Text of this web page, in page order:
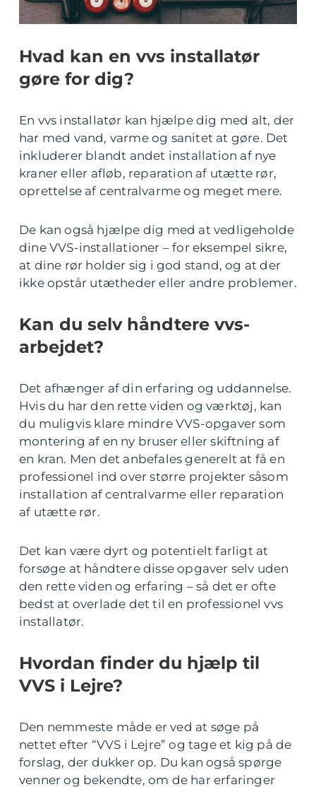
Hvad kan en vvs installatør
gøre for dig?
En vvs installatør kan hjælpe dig med alt, der
har med vand, varme og sanitet at gøre. Det
inkluderer blandt andet installation af nye
kraner eller afløb, reparation af utætte rør,
oprettelse af centralvarme og meget mere.
De kan også hjælpe dig med at vedligeholde
dine VVS-installationer – for eksempel sikre,
at dine rør holder sig i god stand, og at der
ikke opstår utætheder eller andre problemer.
Kan du selv håndtere vvs-
arbejdet?
Det afhænger af din erfaring og uddannelse.
Hvis du har den rette viden og værktøj, kan
du muligvis klare mindre VVS-opgaver som
montering af en ny bruser eller skiftning af
en kran. Men det anbefales generelt at få en
professionel ind over større projekter såsom
installation af centralvarme eller reparation
af utætte rør.
Det kan være dyrt og potentielt farligt at
forsøge at håndtere disse opgaver selv uden
den rette viden og erfaring – så det er ofte
bedst at overlade det til en professionel vvs
installatør.
Hvordan finder du hjælp til
VVS i Lejre?
Den nemmeste måde er ved at søge på
nettet efter “VVS i Lejre” og tage et kig på de
forslag, der dukker op. Du kan også spørge
venner og bekendte, om de har erfaringer